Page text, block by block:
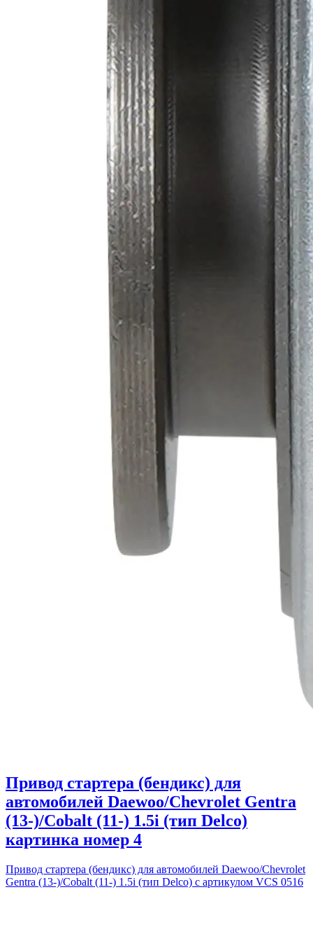
Привод стартера (бендикс) для
автомобилей Daewoo/Chevrolet Gentra
(13-)/Cobalt (11-) 1.5i (тип Delco)
картинка номер 4
Привод стартера (бендикс) для автомобилей Daewoo/Chevrolet
Gentra (13-)/Cobalt (11-) 1.5i (тип Delco) с артикулом VCS 0516